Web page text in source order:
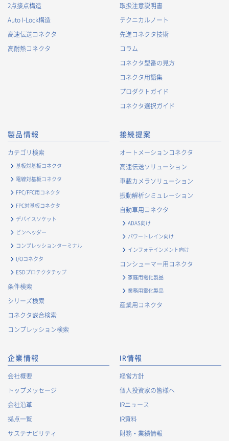
2点接点構造
Auto I-Lock構造
高速伝送コネクタ
高耐熱コネクタ
取扱注意説明書
テクニカルノート
先進コネクタ技術
コラム
コネクタ型番の見方
コネクタ用語集
プロダクトガイド
コネクタ選択ガイド
製品情報
カテゴリ検索
基板対基板コネクタ
電線対基板コネクタ
FPC/FFC用コネクタ
FPC対基板コネクタ
デバイスソケット
ピンヘッダー
コンプレッションターミナル
I/Oコネクタ
ESDプロテクタチップ
条件検索
シリーズ検索
コネクタ嵌合検索
コンプレッション検索
接続提案
オートメーションコネクタ
高速伝送ソリューション
車載カメラソリューション
振動解析シミュレーション
自動車用コネクタ
ADAS向け
パワートレイン向け
インフォテインメント向け
コンシューマー用コネクタ
家庭用電化製品
業務用電化製品
産業用コネクタ
企業情報
会社概要
トップメッセージ
会社沿革
拠点一覧
サステナビリティ
IR情報
経営方針
個人投資家の皆様へ
IRニュース
IR資料
財務・業績情報